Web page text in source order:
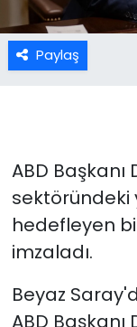
Paylaş
ABD
sektöründeki
hedefleyen
imzaladı.
Beyaz
ABD Başkanı